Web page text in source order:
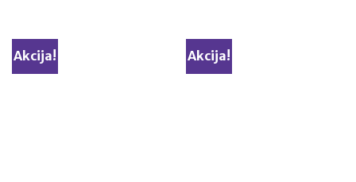
Akcija! Akcija!